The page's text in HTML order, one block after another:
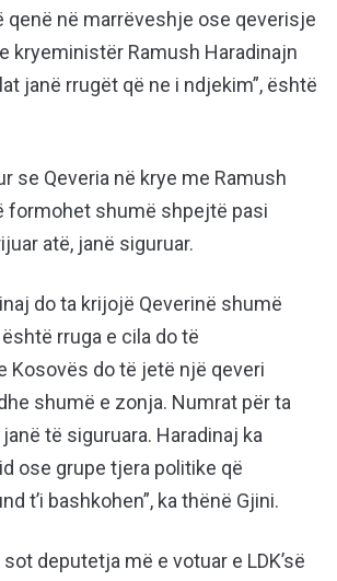
qenë në marrëveshje ose qeverisje
kryeministër Ramush Haradinajn
janë rrugët që ne i ndjekim”, është
se Qeveria në krye me Ramush
formohet shumë shpejtë pasi
atë, janë siguruar.
do ta krijojë Qeverinë shumë
rruga e cila do të
Kosovës do të jetë një qeveri
shumë e zonja. Numrat për ta
të siguruara. Haradinaj ka
ose grupe tjera politike që
t’i bashkohen”, ka thënë Gjini.
deputetja më e votuar e LDK’së